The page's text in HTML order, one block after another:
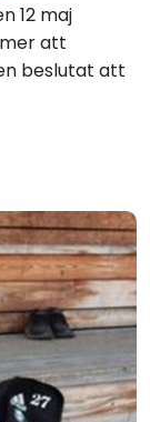
12 maj
att
beslutat att